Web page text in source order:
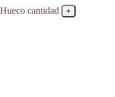
cantidad